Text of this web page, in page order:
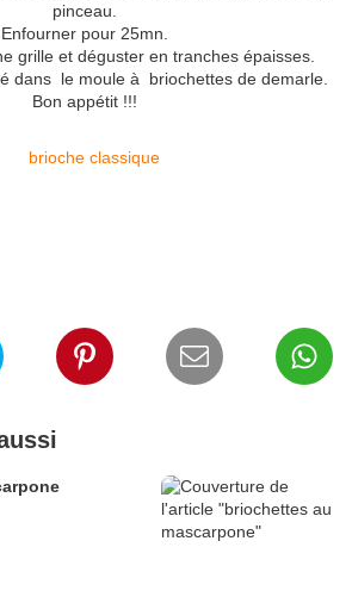
pinceau.
Enfourner pour 25mn.
grille et déguster en tranches épaisses.
dans le moule à briochettes de demarle.
Bon appétit !!!